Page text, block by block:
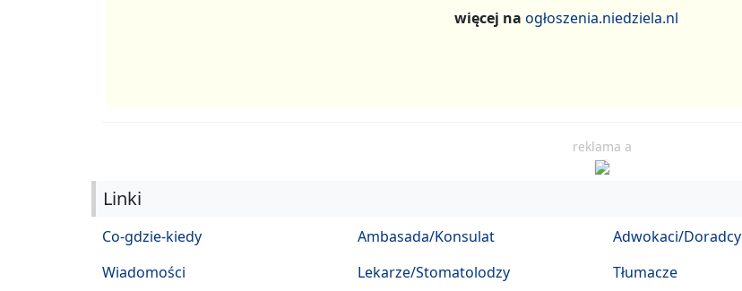
więcej naogłoszenia.niedziela.nl
reklama a
Linki
Co-gdzie-kiedy
Wiadomości
Ambasada/Konsulat
Lekarze/Stomatolodzy
Adwokaci/Doradcy
Tłumacze